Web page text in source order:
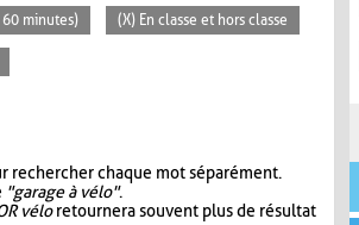
minutes) (X) En classe et hors classe
rechercher chaque mot séparément.
"garage à vélo".
véloretournera souvent plus de résultat